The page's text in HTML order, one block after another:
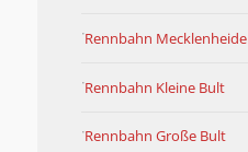
Rennbahn Mecklenheide
Rennbahn Kleine Bult
Rennbahn Große Bult